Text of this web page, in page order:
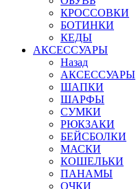
КРОССОВКИ
БОТИНКИ
КЕДЫ
АКСЕССУАРЫ
Назад
АКСЕССУАРЫ
ШАПКИ
ШАРФЫ
СУМКИ
РЮКЗАКИ
БЕЙСБОЛКИ
МАСКИ
КОШЕЛЬКИ
ПАНАМЫ
ОЧКИ